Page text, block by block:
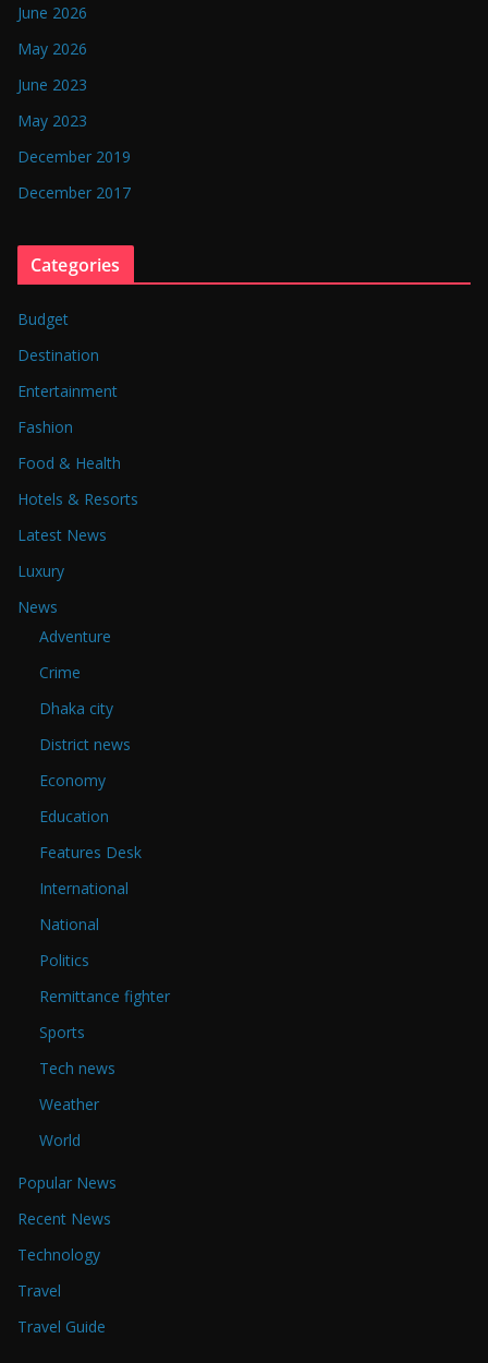
June 2026
May 2026
June 2023
May 2023
December 2019
December 2017
Categories
Budget
Destination
Entertainment
Fashion
Food & Health
Hotels & Resorts
Latest News
Luxury
News
Adventure
Crime
Dhaka city
District news
Economy
Education
Features Desk
International
National
Politics
Remittance fighter
Sports
Tech news
Weather
World
Popular News
Recent News
Technology
Travel
Travel Guide